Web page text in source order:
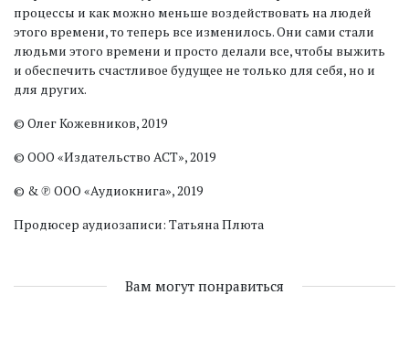
процессы и как можно меньше воздействовать на людей
этого времени, то теперь все изменилось. Они сами стали
людьми этого времени и просто делали все, чтобы выжить
и обеспечить счастливое будущее не только для себя, но и
для других.
© Олег Кожевников, 2019
© ООО «Издательство АСТ», 2019
© & ℗ ООО «Аудиокнига», 2019
Продюсер аудиозаписи: Татьяна Плюта
Вам могут понравиться